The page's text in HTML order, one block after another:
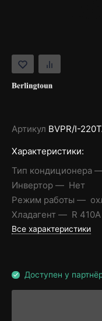
Артикул BVPR/I-
Характеристики:
Тип кондиционера
Инвертор
Нет
Режим работы
Хладагент
R 410A
Все характеристики
Доступен у